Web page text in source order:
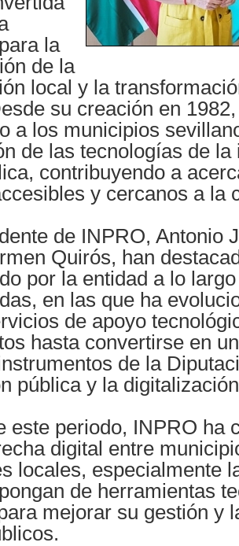
la
de la
local y la
su creación en
a los municipios
de las tecnologías de la
contribuyendo a
y cercanos a la
de INPRO, Antonio
Quirós, han
por la entidad a lo
en las que ha
de apoyo
hasta convertirse en
de la
pública y la
este periodo, INPRO ha
digital entre
locales, especialmente
de herramientas
mejorar su gestión y